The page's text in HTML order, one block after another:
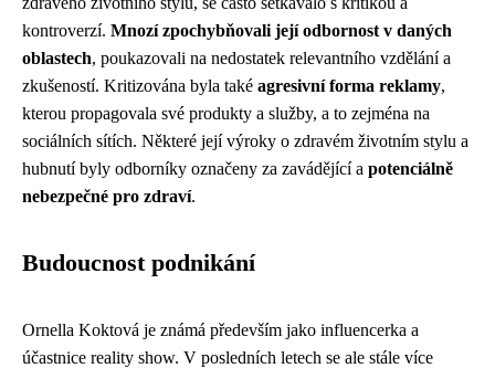
kontroverzí. Mnozí zpochybňovali její odbornost v daných
oblastech, poukazovali na nedostatek relevantního vzdělání a
zkušeností. Kritizována byla také agresivní forma reklamy,
kterou propagovala své produkty a služby, a to zejména na
sociálních sítích. Některé její výroky o zdravém životním stylu a
hubnutí byly odborníky označeny za zavádějící a potenciálně
nebezpečné pro zdraví.
Budoucnost podnikání
Ornella Koktová je známá především jako influencerka a
účastnice reality show. V posledních letech se ale stále více